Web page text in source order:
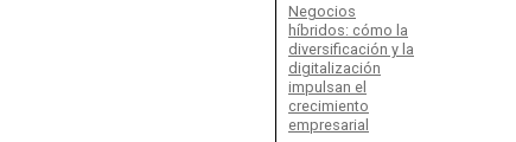
Negocios
híbridos: cómo la
diversificación y la
digitalización
impulsan el
crecimiento
empresarial